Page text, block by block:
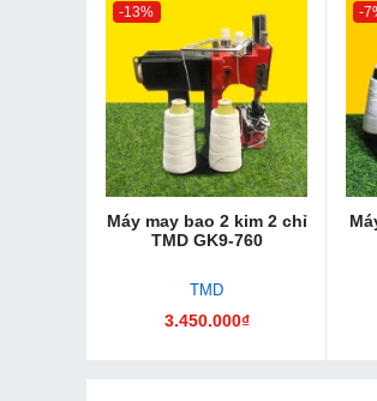
-13%
Máy may bao 2 kim 2 chỉ
TMD GK9-760
TMD
3.450.000₫
-